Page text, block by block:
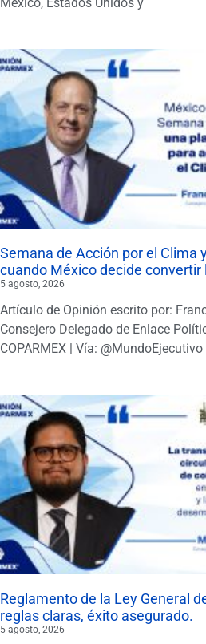
Semana de Acción por el Clima
cuando México decide convertir
5 agosto, 2026
Artículo de Opinión escrito por:
Consejero Delegado de Enlace
COPARMEX | Vía:
Reglamento de la Ley General
reglas claras, éxito asegurado.
5 agosto, 2026